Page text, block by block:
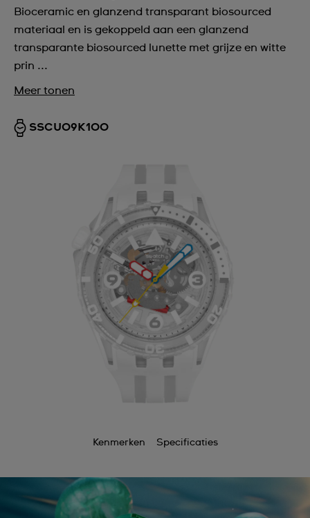
Bioceramic en glanzend transparant biosourced
materiaal en is gekoppeld aan een glanzend
transparante biosourced lunette met grijze en witte
prin ...
Meer tonen
SSCU09K100
Kenmerken Specificaties